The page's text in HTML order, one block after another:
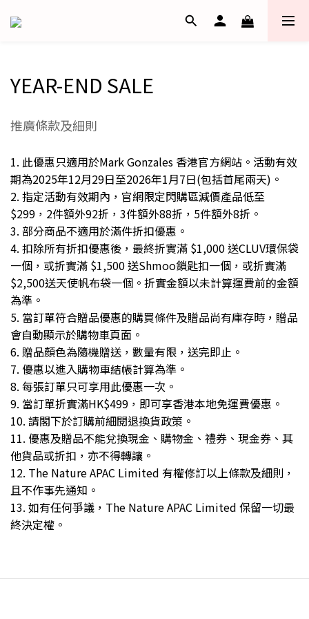
YEAR-END SALE
推廣條款及細則
1. 此優惠只適用於Mark Gonzales 香港官方網站。活動有效
期為2025年12月29日至2026年1月7日(包括首尾兩天)。
2. 指定活動有效期內，官網限定閃購區減價產品低至
$299，2件額外92折，3件額外88折，5件額外8折。
3. 部分商品不適用於滿件折扣優惠。
4. 扣除所有折扣優惠後，最終折實滿 $1,000 送CLUV環保袋
一個，或折實滿 $1,500 送Shmoo鎖匙扣一個，或折實滿
$2,500送天使帆布袋一個。折實金額以未計算運費前的金額
為準。
5. 當訂單符合贈品優惠的購買條件及贈品尚有庫存時，贈品
會自動顯示於購物車頁面。
6. 贈品顏色為隨機贈送，數量有限，送完即止。
7. 優惠以進入購物車結帳計算為準。
8. 每張訂單只可享用此優惠一次。
9. 當訂單折實滿HK$499，即可享香港本地免運費優惠。
10. 請閣下於訂購前細閱退換貨政策 。
11. 優惠及贈品不能兌換現金、購物金、禮券、現金券、其
他貨品或折扣，亦不得轉讓。
12. The Nature APAC Limited 有權修訂以上條款及細則，
且不作事先通知。
13. 如有任何爭議，The Nature APAC Limited 保留一切最
終決定權。